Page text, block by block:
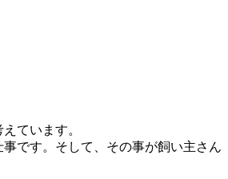
ています。
です。そして、その事が飼い主さん